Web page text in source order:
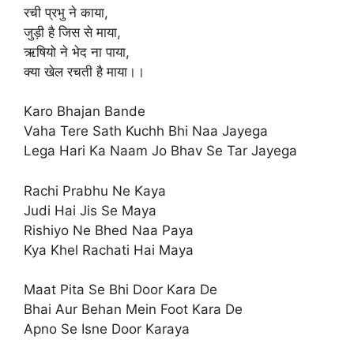
रची प्रभु ने काया,
जुड़ी है जिस से माया,
ऋषियो ने भेद ना पाया,
क्या खेल रचती है माया।।
Karo Bhajan Bande
Vaha Tere Sath Kuchh Bhi Naa Jayega
Lega Hari Ka Naam Jo Bhav Se Tar Jayega
Rachi Prabhu Ne Kaya
Judi Hai Jis Se Maya
Rishiyo Ne Bhed Naa Paya
Kya Khel Rachati Hai Maya
Maat Pita Se Bhi Door Kara De
Bhai Aur Behan Mein Foot Kara De
Apno Se Isne Door Karaya